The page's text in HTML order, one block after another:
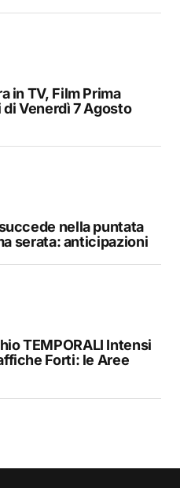
in TV, Film Prima
Venerdì 7 Agosto
nella puntata
serata: anticipazioni
TEMPORALI Intensi
Forti: le Aree